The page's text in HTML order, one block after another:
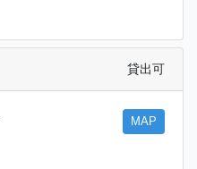
貸出可
MAP